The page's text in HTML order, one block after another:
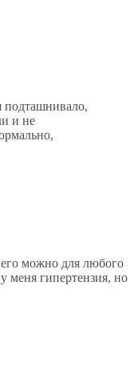
подташнивало,
и не
можно для любого
меня гипертензия, но